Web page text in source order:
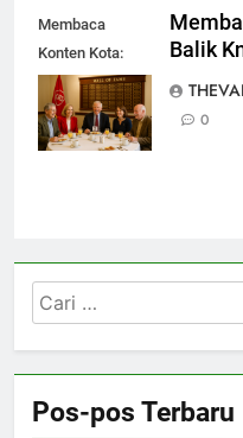
Membaca
Konten Kota:
Kisah di Balik
Knoxville Focus
Balik
0
Cari
untuk:
Pos-pos Terbaru